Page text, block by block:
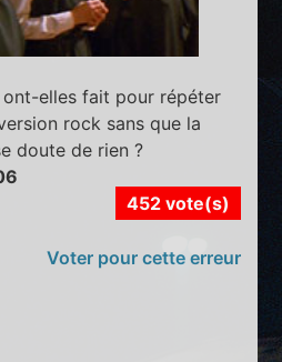
ont-elles fait pour répéter
rock sans que la
doute de rien ?
452 vote(s)
Voter pour cette erreur